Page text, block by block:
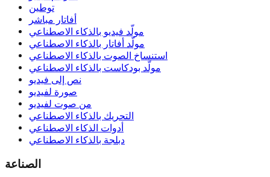
توطين
أفاتار مباشر
مولّد فيديو بالذكاء الاصطناعي
مولّد أفاتار بالذكاء الاصطناعي
استنساخ الصوت بالذكاء الاصطناعي
مولّد بودكاست بالذكاء الاصطناعي
نص إلى فيديو
صورة لفيديو
من صوت لفيديو
التحريك بالذكاء الاصطناعي
أدوات الذكاء الاصطناعي
دبلجة بالذكاء الاصطناعي
الصناعة